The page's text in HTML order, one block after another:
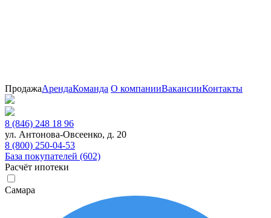
ПродажаАрендаКоманда О компанииВакансииКонтакты
8 (846) 248 18 96
ул. Антонова-Овсеенко, д. 20
8 (800) 250-04-53
База покупателей (602)
Расчёт ипотеки
Самара